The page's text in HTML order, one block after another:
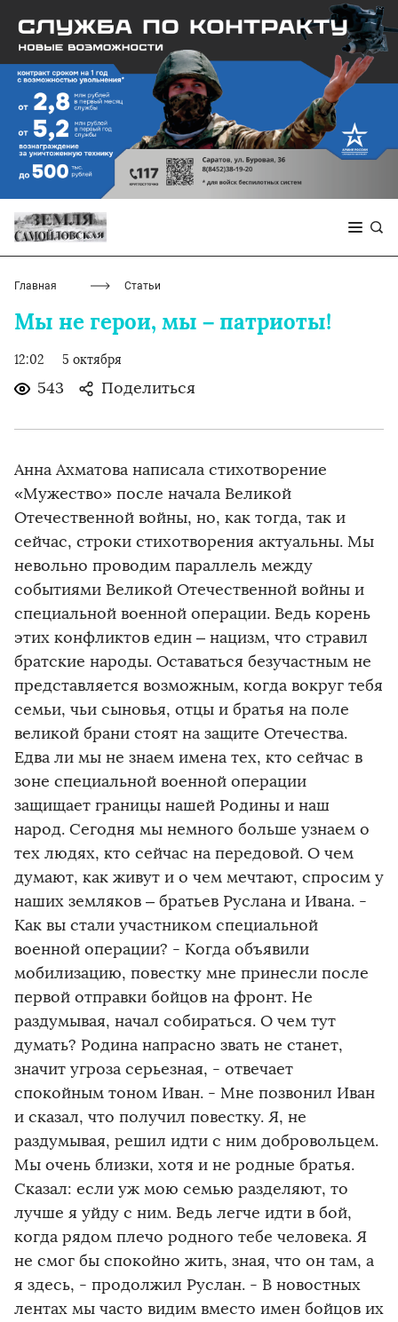
Главная Статьи
Мы не герои, мы – патриоты!
12:02 5 октября
543 Поделиться
Анна Ахматова написала стихотворение
«Мужество» после начала Великой
Отечественной войны, но, как тогда, так и
сейчас, строки стихотворения актуальны. Мы
невольно проводим параллель между
событиями Великой Отечественной войны и
специальной военной операции. Ведь корень
этих конфликтов един – нацизм, что стравил
братские народы. Оставаться безучастным не
представляется возможным, когда вокруг тебя
семьи, чьи сыновья, отцы и братья на поле
великой брани стоят на защите Отечества.
Едва ли мы не знаем имена тех, кто сейчас в
зоне специальной военной операции
защищает границы нашей Родины и наш
народ. Сегодня мы немного больше узнаем о
тех людях, кто сейчас на передовой. О чем
думают, как живут и о чем мечтают, спросим у
наших земляков – братьев Руслана и Ивана. -
Как вы стали участником специальной
военной операции? - Когда объявили
мобилизацию, повестку мне принесли после
первой отправки бойцов на фронт. Не
раздумывая, начал собираться. О чем тут
думать? Родина напрасно звать не станет,
значит угроза серьезная, - отвечает
спокойным тоном Иван. - Мне позвонил Иван
и сказал, что получил повестку. Я, не
раздумывая, решил идти с ним добровольцем.
Мы очень близки, хотя и не родные братья.
Сказал: если уж мою семью разделяют, то
лучше я уйду с ним. Ведь легче идти в бой,
когда рядом плечо родного тебе человека. Я
не смог бы спокойно жить, зная, что он там, а
я здесь, - продолжил Руслан. - В новостных
лентах мы часто видим вместо имен бойцов их